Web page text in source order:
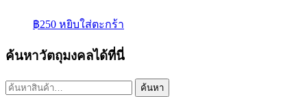
฿250 หยิบใส่ตะกร้า
ค้นหาวัตถุมงคลได้ที่นี่
ค้นหา: ค้นหา